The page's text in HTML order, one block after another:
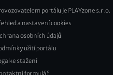
portálu je PLAYzone s.r.o.
a nastavení cookies
osobních údajů
užití portálu
ke stažení
formulář